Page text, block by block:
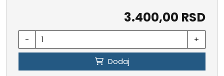
3.400,00 RSD
- +
Dodaj